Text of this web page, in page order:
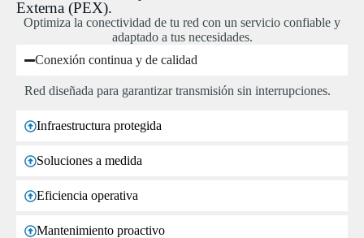
Externa (PEX).
Optimiza la conectividad de tu red con un servicio confiable y
adaptado a tus necesidades.
Conexión continua y de calidad
Red diseñada para garantizar transmisión sin interrupciones.
Infraestructura protegida
Soluciones a medida
Eficiencia operativa
Mantenimiento proactivo